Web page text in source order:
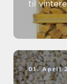
til
01. April